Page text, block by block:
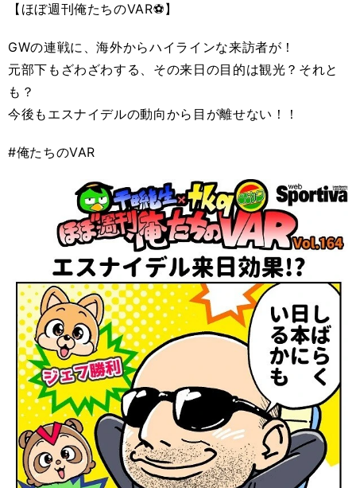
【ほぼ週刊俺たちのVAR⚽】
GWの連戦に、海外からハイラインな来訪者が！
元部下もざわざわする、その来日の目的は観光？それと
も？
今後もエスナイデルの動向から目が離せない！！
#俺たちのVAR